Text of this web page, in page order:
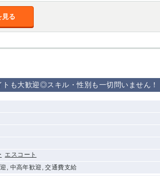
見る
も大歓迎◎スキル・性別も一切問いません！
エスコート
, 中高年歓迎, 交通費支給
川越
獨協大学前＜草
加松原＞
柏（東口）
下総中山
本八幡
東金